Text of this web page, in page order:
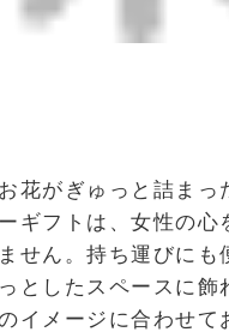
花がぎゅっと詰まっ
ギフトは、女性の心
せん。持ち運びにも
としたスペースに飾
イメージに合わせて